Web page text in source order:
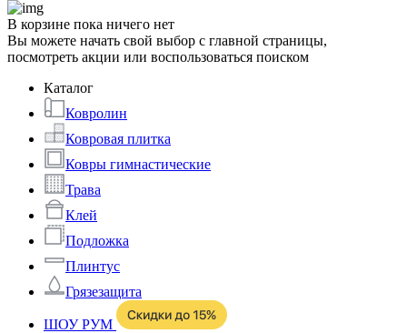
В корзине пока ничего нет
Вы можете начать свой выбор с главной страницы,
посмотреть акции или воспользоваться поиском
Каталог
Ковролин
Ковровая плитка
Ковры гимнастические
Трава
Клей
Подложка
Плинтус
Грязезащита
ШОУ РУМ